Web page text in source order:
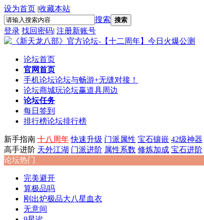
设为首页 |收藏本站
搜索 搜索
登录 找回密码| 注册新账号
论坛首页
官网首页
手机论坛论坛与畅游+无缝对接！
论坛商城玩论坛赢道具周边
论坛任务
每日签到
排行榜论坛排行榜
新手指南 十八周年 快速升级 门派属性 宝石镶嵌 42级神器
高手进阶 天外江湖 门派进阶 属性系数 修炼加成 宝石进阶
论坛热门
完美避开
算极品吗
刚出炉极品大八星血衣
无意间